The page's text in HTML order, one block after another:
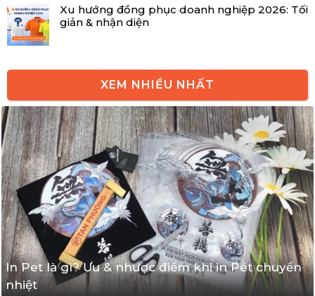
Xu hướng đồng phục doanh nghiệp 2026: Tối
giản & nhận diện
XEM NHIỀU NHẤT
In Pet là gì? Ưu & nhược điểm khi in Pét chuyển
nhiệt